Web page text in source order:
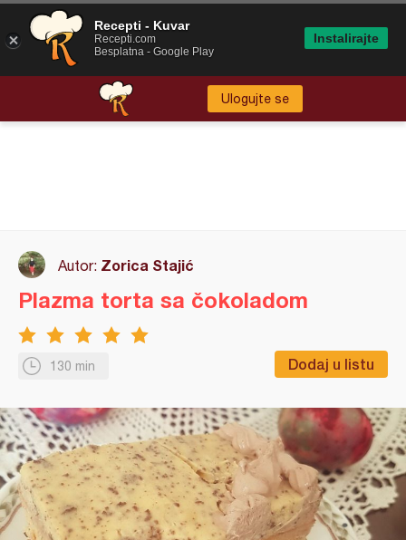
Ulogujte se
Autor: Zorica Stajić
130 min Dodaj u listu
Plazma torta sa čokoladom
Recepti - Kuvar
Recepti.com
Besplatna - Google Play
Instalirajte